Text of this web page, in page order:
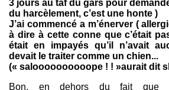
3 jours au taf du gars pour
du harcèlement, c’est une honte )
J’ai commencé a m’énerver (
à dire à cette conne que c’était
était en impayés qu’il n’avait
devait le traiter comme un chien...
(« saloooooooooope ! ! »aurait dit
Bon, en dehors du fait que